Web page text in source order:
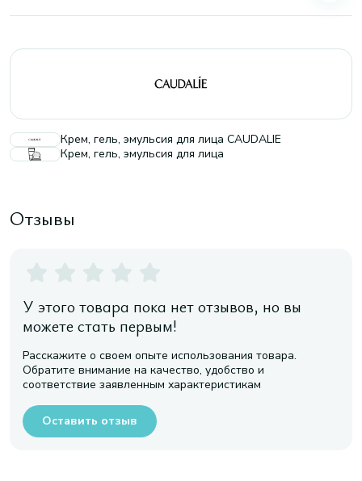
Крем, гель, эмульсия для лица CAUDALIE
Крем, гель, эмульсия для лица
Отзывы
У этого товара пока нет отзывов, но вы
можете стать первым!
Расскажите о своем опыте использования товара.
Обратите внимание на качество, удобство и
соответствие заявленным характеристикам
Оставить отзыв